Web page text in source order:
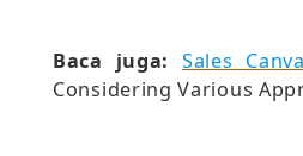
Baca juga: Sales
Considering Various